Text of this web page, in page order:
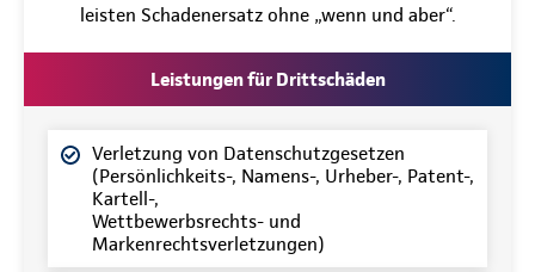
leisten Schadenersatz ohne „wenn und aber“.
Leistungen für Drittschäden
Verletzung von Datenschutzgesetzen
(Persönlichkeits-, Namens-, Urheber-, Patent-,
Kartell-,
Wettbewerbsrechts- und
Markenrechtsverletzungen)